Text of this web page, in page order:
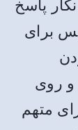
پاسخ
برای
و روی
متهم